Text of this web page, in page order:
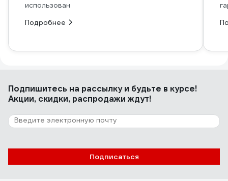
использован
Подробнее
Подпишитесь на рассылкуи будьте в курсе!
Акции, скидки, распродажи ждут!
Подписаться